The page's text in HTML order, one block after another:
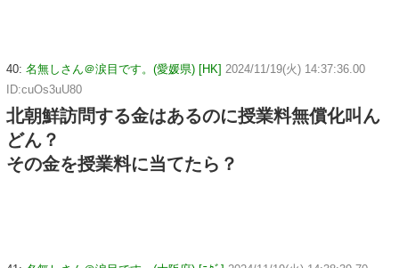
40: 名無しさん＠涙目です。(愛媛県) [HK] 2024/11/19(火) 14:37:36.00
ID:cuOs3uU80
北朝鮮訪問する金はあるのに授業料無償化叫ん
どん？
その金を授業料に当てたら？